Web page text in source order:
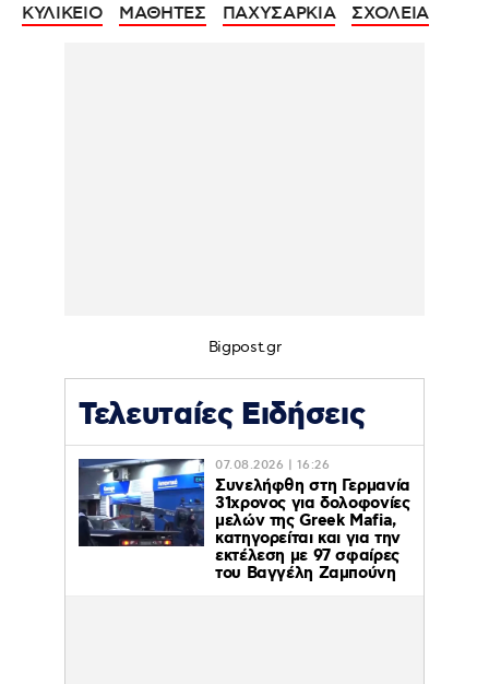
ΚΥΛΙΚΕΙΟ ΜΑΘΗΤΕΣ ΠΑΧΥΣΑΡΚΙΑ ΣΧΟΛΕΙΑ
Bigpost.gr
Τελευταίες Ειδήσεις
07.08.2026 | 16:26
Συνελήφθη στη Γερμανία
31χρονος για δολοφονίες
μελών της Greek Mafia,
κατηγορείται και για την
εκτέλεση με 97 σφαίρες
του Βαγγέλη Ζαμπούνη